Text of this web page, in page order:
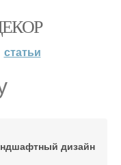
статьи
дизайн